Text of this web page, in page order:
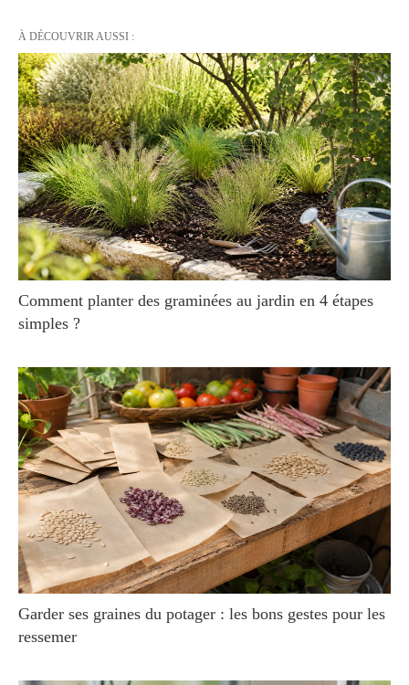
À DÉCOUVRIR AUSSI :
Comment planter des graminées au jardin en 4 étapes
simples ?
Garder ses graines du potager : les bons gestes pour les
ressemer